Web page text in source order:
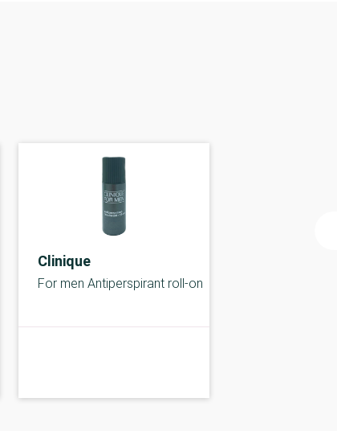
Clinique
For men Antiperspirant roll-on